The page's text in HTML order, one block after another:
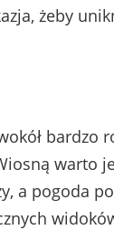
żeby
bardzo
warto
a pogoda